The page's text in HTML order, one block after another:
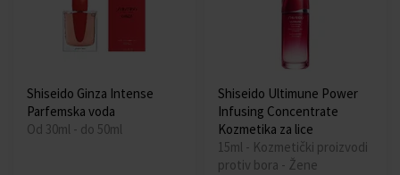
Shiseido Ginza Intense
Parfemska voda
Od 30ml - do 50ml
Shiseido Ultimune Power
Infusing Concentrate
Kozmetika za lice
15ml - Kozmetički proizvodi
protiv bora - Žene